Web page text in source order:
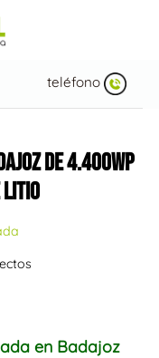
teléfono
DE 4.400WP
en Badajoz